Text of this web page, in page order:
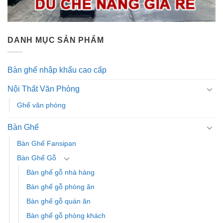
DANH MỤC SẢN PHẨM
Bàn ghế nhập khẩu cao cấp
Nội Thất Văn Phòng
Ghế văn phòng
Bàn Ghế
Bàn Ghế Fansipan
Bàn Ghế Gỗ
Bàn ghế gỗ nhà hàng
Bàn ghế gỗ phòng ăn
Bàn ghế gỗ quán ăn
Bàn ghế gỗ phòng khách